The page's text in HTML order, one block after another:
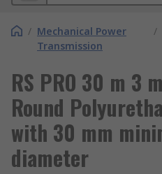
/ Mechanical Power
Transmission
/
RS PRO 30 m 3
Round
with 30 mm
diameter